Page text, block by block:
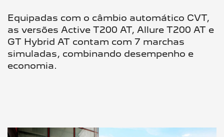
Equipadas com o câmbio automático CVT,
as versões Active T200 AT, Allure T200 AT e
GT Hybrid AT contam com 7 marchas
simuladas, combinando desempenho e
economia.